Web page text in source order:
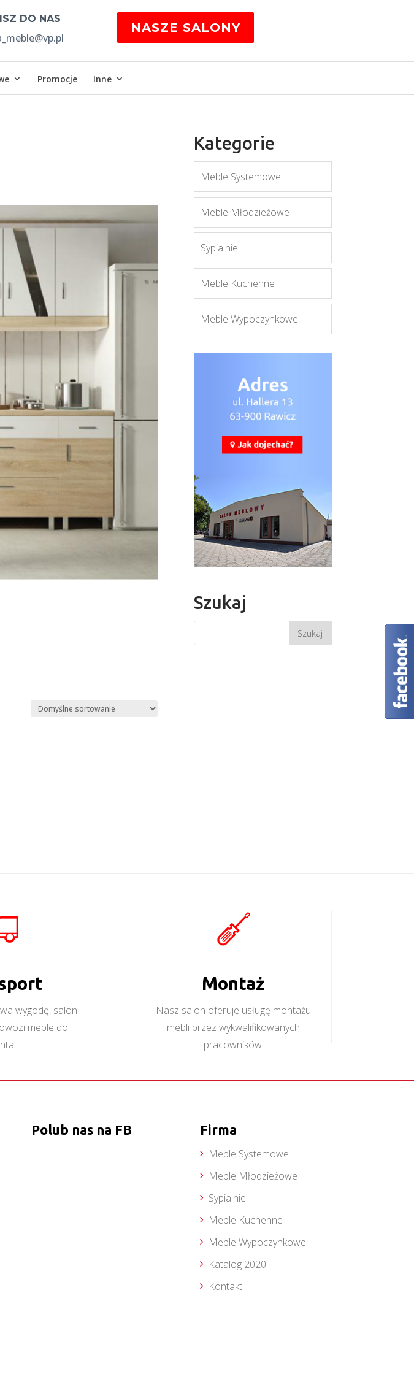
DO NAS
NASZE SALONY
Promocje Inne
Kategorie
Meble Systemowe
Meble Młodzieżowe
Sypialnie
Meble Kuchenne
Meble Wypoczynkowe
Szukaj
wygodę, salon
meble do
Montaż
Nasz salon oferuje usługę montażu
mebli przez wykwalifikowanych
pracowników.
Polub nas na FB Firma
Meble Systemowe
Meble Młodzieżowe
Sypialnie
Meble Kuchenne
Meble Wypoczynkowe
Katalog 2020
Kontakt